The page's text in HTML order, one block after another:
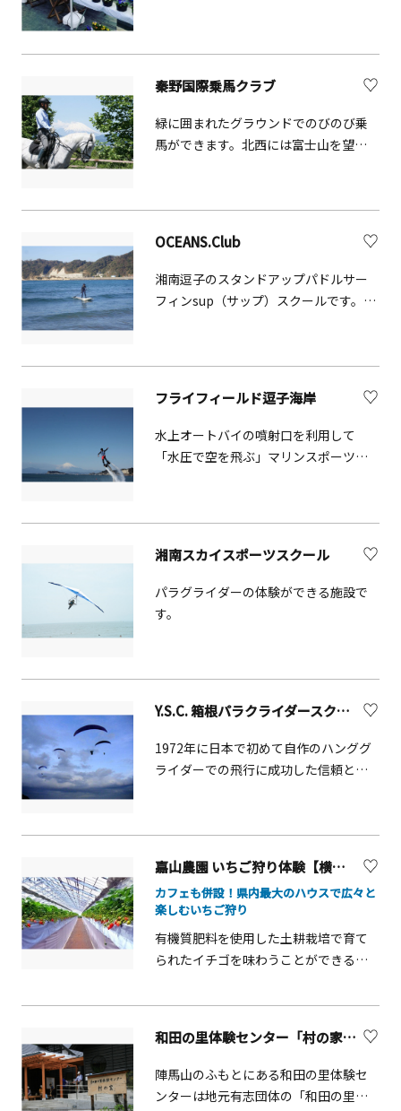
ています。
秦野国際乗馬クラブ
緑に囲まれたグラウンドでのびのび乗
馬ができます。北西には富士山を望む
OCEANS.Club
湘南逗子のスタンドアップパドルサー
フィンsup（サップ）スクールです。他
フライフィールド逗子海岸
水上オートバイの噴射口を利用して
「水圧で空を飛ぶ」マリンスポーツア
のロケーションで アクアボードを楽し
めます。※予定はHPでご確認ください
湘南スカイスポーツスクール
パラグライダーの体験ができる施設で
す。
Y.S.C. 箱根パラクライダースクール
1972年に日本で初めて自作のハンググ
ライダーでの飛行に成功した信頼と実
イヤーの指導と育成に携わってきまし
嘉山農園 いちご狩り体験【横須賀市】
カフェも併設！県内最大のハウスで広々と
楽しむいちご狩り
有機質肥料を使用した土耕栽培で育て
られたイチゴを味わうことができる農
コクのある甘味とさわやかな酸味を与
「とちおとめ」で1月上旬～6月上旬ま
で収穫体験ができます。園内のイチゴ
を使用した手作りのイチゴ大福は人気
和田の里体験センター「村の家」【相模原市】
陣馬山のふもとにある和田の里体験セ
ンターは地元有志団体の「和田の里み